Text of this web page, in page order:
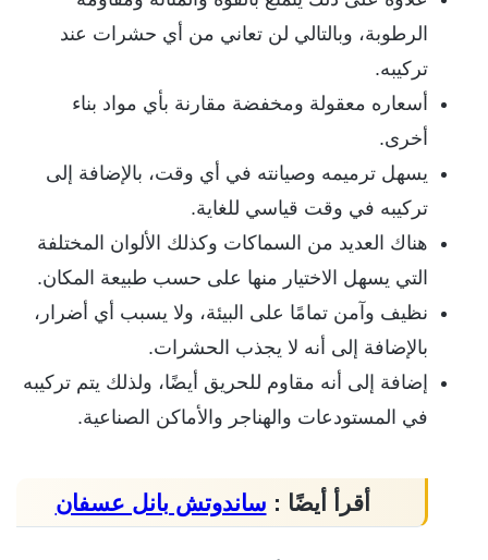
الرطوبة، وبالتالي لن تعاني من أي حشرات عند
تركيبه.
أسعاره معقولة ومخفضة مقارنة بأي مواد بناء
أخرى.
يسهل ترميمه وصيانته في أي وقت، بالإضافة إلى
تركيبه في وقت قياسي للغاية.
هناك العديد من السماكات وكذلك الألوان المختلفة
التي يسهل الاختيار منها على حسب طبيعة المكان.
نظيف وآمن تمامًا على البيئة، ولا يسبب أي أضرار،
بالإضافة إلى أنه لا يجذب الحشرات.
إضافة إلى أنه مقاوم للحريق أيضًا، ولذلك يتم تركيبه
في المستودعات والهناجر والأماكن الصناعية.
أقرأ أيضًا : ساندوتش بانل عسفان